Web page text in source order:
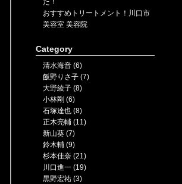
た！
おすすめトリートメント！川口市
美容室 美容院
Category
清水海音 (6)
飯野りさ子 (7)
大野綾子 (8)
小林剛 (6)
石塚達也 (8)
正木亮輔 (11)
新山葵 (7)
鈴木輔 (9)
杉本佳奈 (21)
川口進一 (19)
黒野宏祐 (3)